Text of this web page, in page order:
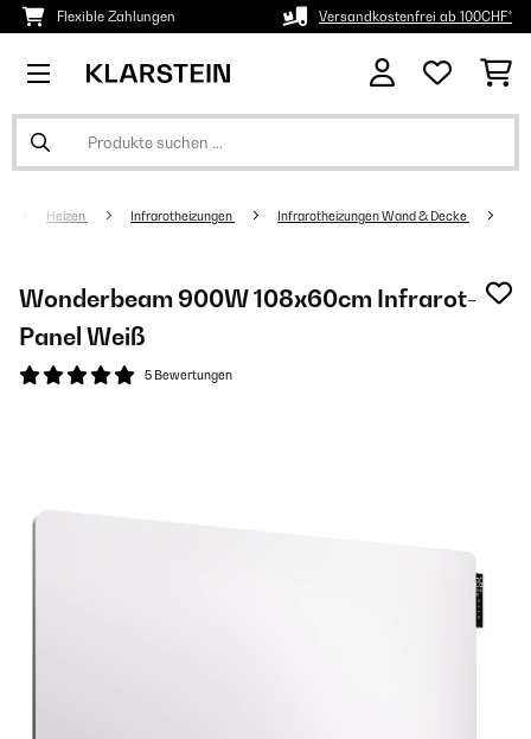
Flexible Zahlungen Versandkostenfrei ab 100CHF*
Heizen Infrarotheizungen Infrarotheizungen Wand & Decke
Wonderbeam 900W 108x60cm Infrarot-
Panel​​ Weiß
5 Bewertungen